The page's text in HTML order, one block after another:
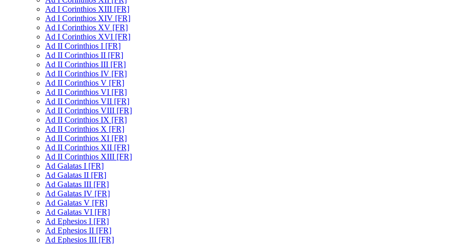
Ad I Corinthios XIII [FR]
Ad I Corinthios XIV [FR]
Ad I Corinthios XV [FR]
Ad I Corinthios XVI [FR]
Ad II Corinthios I [FR]
Ad II Corinthios II [FR]
Ad II Corinthios III [FR]
Ad II Corinthios IV [FR]
Ad II Corinthios V [FR]
Ad II Corinthios VI [FR]
Ad II Corinthios VII [FR]
Ad II Corinthios VIII [FR]
Ad II Corinthios IX [FR]
Ad II Corinthios X [FR]
Ad II Corinthios XI [FR]
Ad II Corinthios XII [FR]
Ad II Corinthios XIII [FR]
Ad Galatas I [FR]
Ad Galatas II [FR]
Ad Galatas III [FR]
Ad Galatas IV [FR]
Ad Galatas V [FR]
Ad Galatas VI [FR]
Ad Ephesios I [FR]
Ad Ephesios II [FR]
Ad Ephesios III [FR]